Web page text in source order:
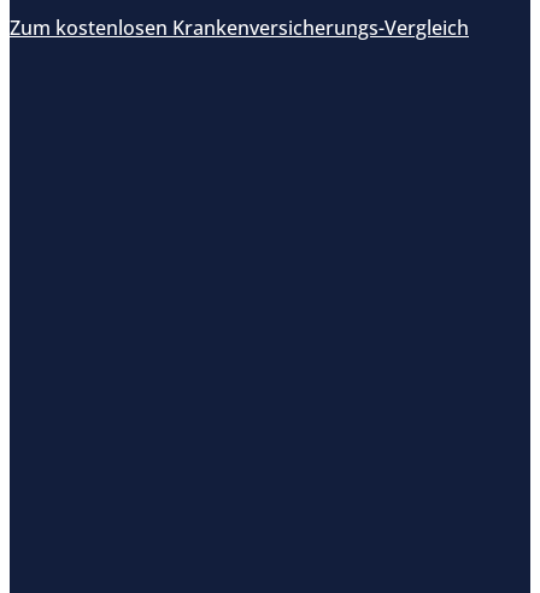
Zum kostenlosen Krankenversicherungs-Vergleich